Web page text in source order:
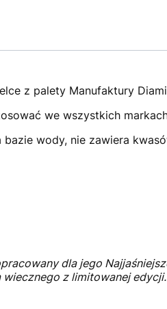
z palety Manufaktury
we wszystkich
wody, nie zawiera
dla jego
wiecznego z limitowanej edycji.